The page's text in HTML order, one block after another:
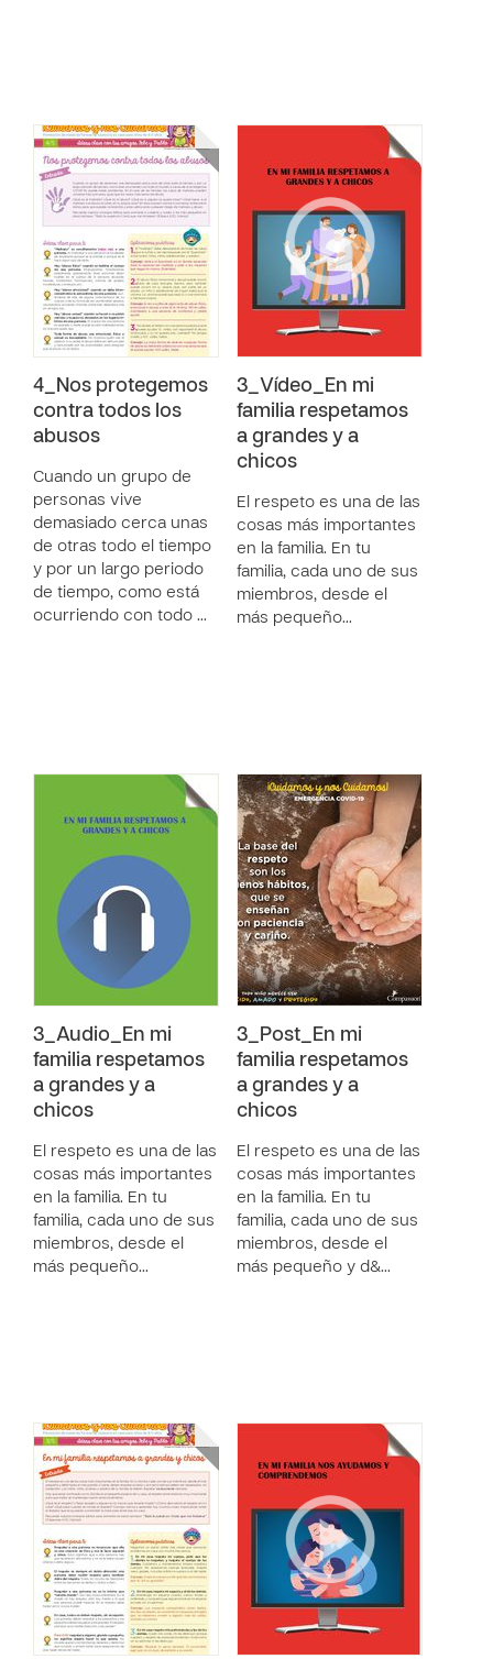
4_Nos protegemos
contra todos los
abusos
Cuando un grupo de
personas vive
demasiado cerca unas
de otras todo el tiempo
y por un largo periodo
de tiempo, como está
ocurriendo con todo …
3_Vídeo_En mi
familia respetamos
a grandes y a
chicos
El respeto es una de las
cosas más importantes
en la familia. En tu
familia, cada uno de sus
miembros, desde el
más pequeño…
3_Audio_En mi
familia respetamos
a grandes y a
chicos
El respeto es una de las
cosas más importantes
en la familia. En tu
familia, cada uno de sus
miembros, desde el
más pequeño…
3_Post_En mi
familia respetamos
a grandes y a
chicos
El respeto es una de las
cosas más importantes
en la familia. En tu
familia, cada uno de sus
miembros, desde el
más pequeño y d&…